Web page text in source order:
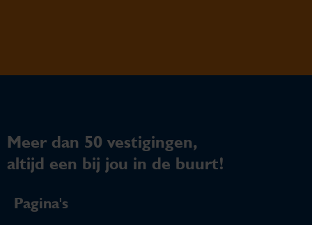
Meer dan 50 vestigingen,
altijd een bij jou in de buurt!
Pagina's